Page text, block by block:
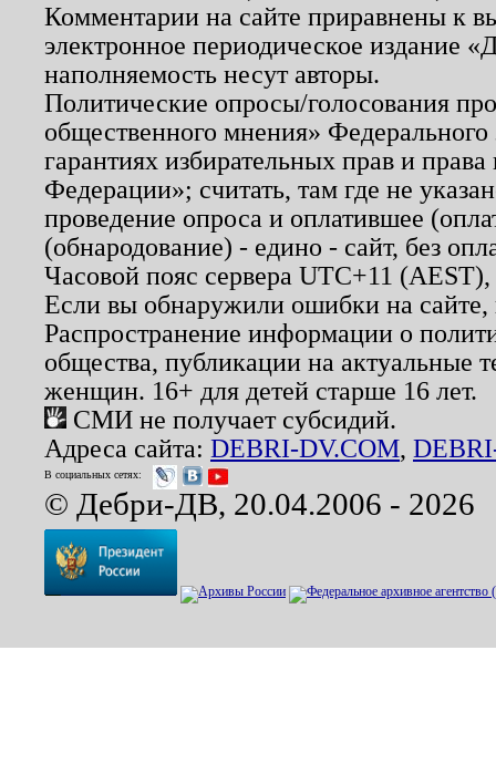
Комментарии на сайте приравнены к
электронное периодическое издание
наполняемость несут авторы.
Политические опросы/голосования
общественного мнения»
гарантиях избирательных прав и
Федерации»; считать, там где не
проведение опроса и оплатившее
(обнародование) - едино - сайт, без
Часовой пояс сервера UTC+11
Если вы обнаружили ошибки на
Распространение информации о
общества, публикации на актуальные
женщин. 16+ для детей старше 16 лет.
СМИ не получает субсидий.
Адреса сайта: DEBRI-DV.COM,
В социальных сетях:
© Дебри-ДВ, 20.04.2006 - 2026